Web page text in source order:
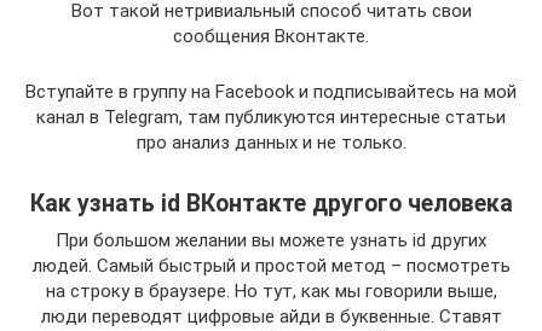
Вот такой нетривиальный способ читать свои
сообщения Вконтакте.
Вступайте в группу на Facebook и подписывайтесь на мой
канал в Telegram, там публикуются интересные статьи
про анализ данных и не только.
Как узнать id ВКонтакте другого человека
При большом желании вы можете узнать id других
людей. Самый быстрый и простой метод – посмотреть
на строку в браузере. Но тут, как мы говорили выше,
люди переводят цифровые айди в буквенные. Ставят